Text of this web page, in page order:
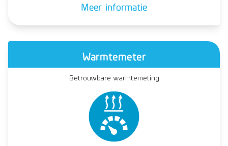
Meer informatie
Warmtemeter
Betrouwbare warmtemeting